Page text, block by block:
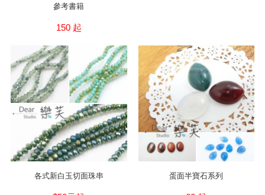
參考書籍
150 起
各式新白玉切面珠串 蛋面半寶石系列